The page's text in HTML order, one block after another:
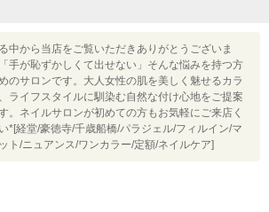
中から当店をご覧いただきありがとうございま
手が恥ずかしくて出せない」そんな悩みを持つ方
のサロンです。大人女性の肌を美しく魅せるカラ
ライフスタイルに馴染む自然な付け心地をご提案
。ネイルサロンが初めての方もお気軽にご来店く
*[経堂/豪徳寺/千歳船橋/パラジェル/フィルイン/マ
ト/ニュアンス/ワンカラー/定額/ネイルケア]